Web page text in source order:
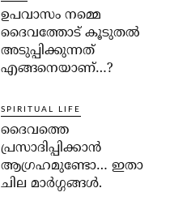
ഉപവാസം നമ്മെ
ദൈവത്തോട് കൂടുതല്‍
അടുപ്പിക്കുന്നത്
എങ്ങനെയാണ്…?
SPIRITUAL LIFE
ദൈവത്തെ
പ്രസാദിപ്പിക്കാന്‍
ആഗ്രഹമുണ്ടോ… ഇതാ
ചില മാര്‍ഗ്ഗങ്ങള്‍.